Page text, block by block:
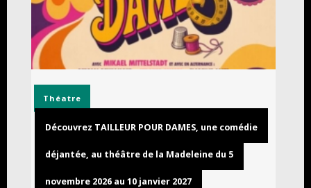
Théatre
Découvrez TAILLEUR POUR DAMES, une comédie
déjantée, au théâtre de la Madeleine du 5
novembre 2026 au 10 janvier 2027